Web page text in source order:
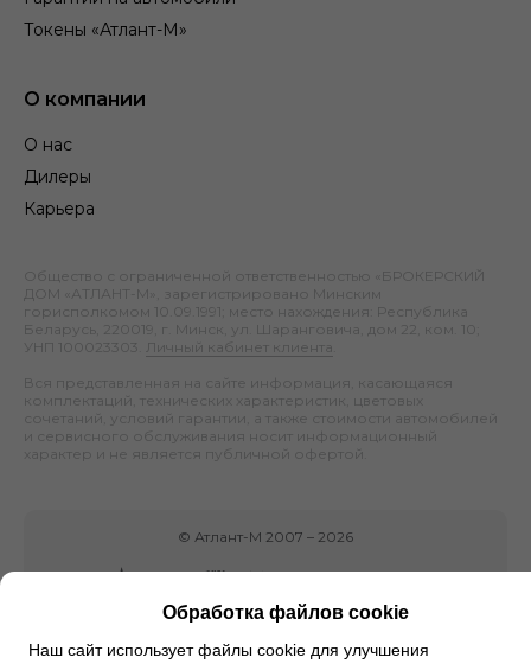
Токены «Атлант-М»
О компании
О нас
Дилеры
Карьера
Общество с ограниченной ответственностью «БРОКЕРСКИЙ
ДОМ «АТЛАНТ-М», зарегистрировано Минским
горисполкомом 10.09.1991; место нахождения: Республика
Беларусь, 220019, г. Минск, ул. Шаранговича, дом 22, ком. 10;
УНП 100023303.
Личный кабинет клиента
Вся представленная на сайте информация, касающаяся
комплектаций, технических характеристик, цветовых
сочетаний, условий гарантии, а также стоимости автомобилей
и сервисного обслуживания носит информационный
характер и не является публичной офертой.
© Атлант-М 2007 – 2026
Обработка файлов cookie
Наш сайт использует файлы cookie для улучшения